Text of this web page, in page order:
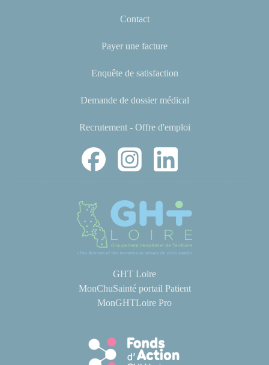
Contact
Payer une facture
Enquête de satisfaction
Demande de dossier médical
Recrutement - Offre d'emploi
GHT Loire
MonChuSainté portail Patient
MonGHTLoire Pro